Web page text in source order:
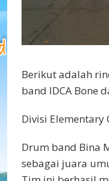
Berikut adalah
band IDCA Bone
Divisi Elementary
Drum band Bina
sebagai juara